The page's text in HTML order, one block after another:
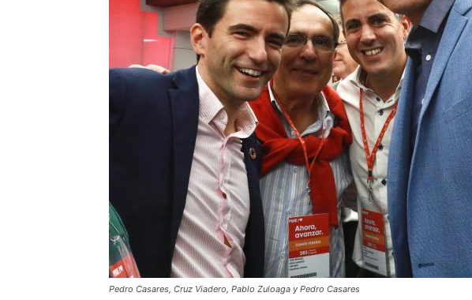
Pedro Casares, Cruz Viadero, Pablo Zuloaga y Pedro Casares